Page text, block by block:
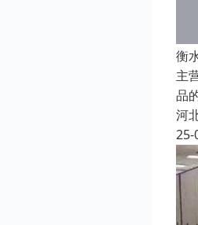
衡
主
品
河
25-